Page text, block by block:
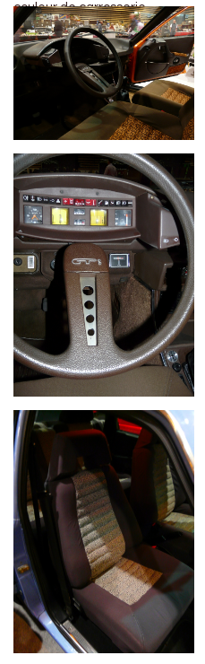
couleur de carrosserie.